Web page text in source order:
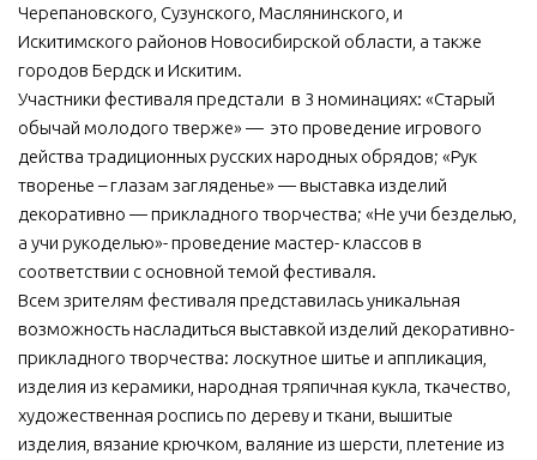
МБУК «Централизованная библиотечная система»
Афиша
Независимая оценка качества
Контакты
Черепановского, Сузунского, Маслянинского, и
Искитимского районов Новосибирской области, а также
городов Бердск и Искитим.
Участники фестиваля предстали в 3 номинациях: «Старый
обычай молодого тверже» — это проведение игрового
действа традиционных русских народных обрядов; «Рук
творенье – глазам загляденье» — выставка изделий
декоративно — прикладного творчества; «Не учи безделью,
а учи рукоделью»- проведение мастер- классов в
соответствии с основной темой фестиваля.
Всем зрителям фестиваля представилась уникальная
возможность насладиться выставкой изделий декоративно-
прикладного творчества: лоскутное шитье и аппликация,
изделия из керамики, народная тряпичная кукла, ткачество,
художественная роспись по дереву и ткани, вышитые
изделия, вязание крючком, валяние из шерсти, плетение из